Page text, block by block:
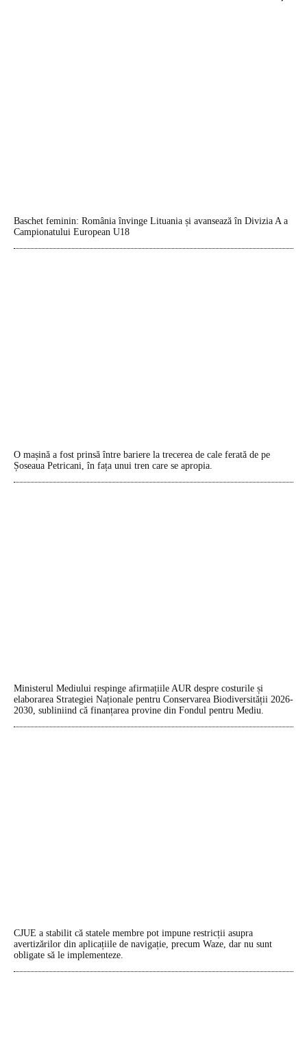
Baschet feminin: România învinge Lituania și avansează în Divizia A a
Campionatului European U18
O mașină a fost prinsă între bariere la trecerea de cale ferată de pe
Șoseaua Petricani, în fața unui tren care se apropia.
Ministerul Mediului respinge afirmațiile AUR despre costurile și
elaborarea Strategiei Naționale pentru Conservarea Biodiversității 2026-
2030, subliniind că finanțarea provine din Fondul pentru Mediu.
CJUE a stabilit că statele membre pot impune restricții asupra
avertizărilor din aplicațiile de navigație, precum Waze, dar nu sunt
obligate să le implementeze.